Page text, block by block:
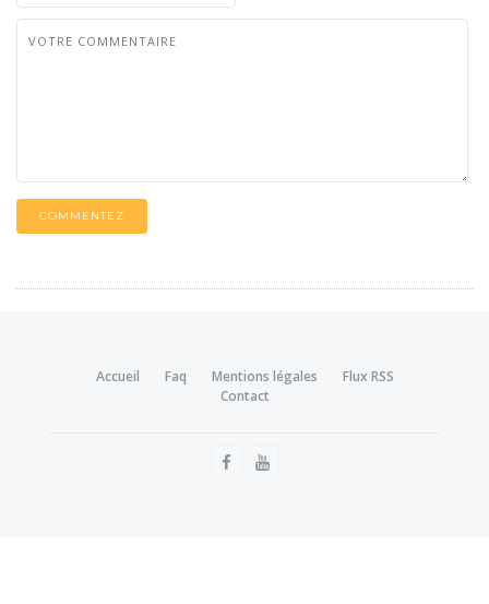
COMMENTEZ
Accueil Faq Mentions légales
Flux RSS
Contact